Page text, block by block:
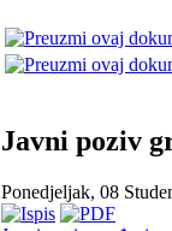
Javni poziv
Ponedjeljak, 08